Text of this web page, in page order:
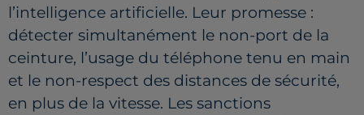
l’intelligence artificielle. Leur promesse :
détecter simultanément le non-port de la
ceinture, l’usage du téléphone tenu en main
et le non-respect des distances de sécurité,
en plus de la vitesse. Les sanctions